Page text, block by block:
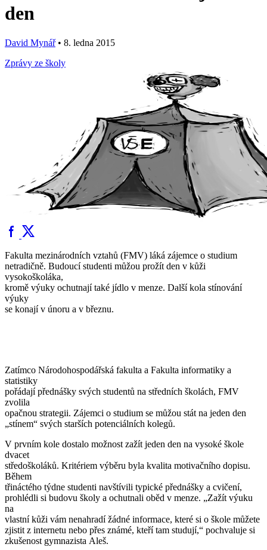
den
David Mynář • 8. ledna 2015
Zprávy ze školy
Fakulta mezinárodních vztahů (FMV) láká zájemce o studium
netradičně. Budoucí studenti můžou prožít den v kůži
vysokoškoláka,
kromě výuky ochutnají také jídlo v menze. Další kola stínování
výuky
se konají v únoru a v březnu.
Zatímco Národohospodářská fakulta a Fakulta informatiky a
statistiky
pořádají přednášky svých studentů na středních školách, FMV
zvolila
opačnou strategii. Zájemci o studium se můžou stát na jeden den
„stínem“ svých starších potenciálních kolegů.
V prvním kole dostalo možnost zažít jeden den na vysoké škole
dvacet
středoškoláků. Kritériem výběru byla kvalita motivačního dopisu.
Během
třináctého týdne studenti navštívili typické přednášky a cvičení,
prohlédli si budovu školy a ochutnali oběd v menze. „Zažít výuku
na
vlastní kůži vám nenahradí žádné informace, které si o škole můžete
zjistit z internetu nebo přes známé, kteří tam studují,“ pochvaluje si
zkušenost gymnazista Aleš.